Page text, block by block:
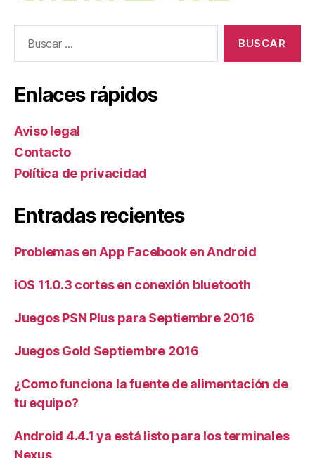
Enlaces rápidos
Aviso legal
Contacto
Política de privacidad
Entradas recientes
Problemas en App Facebook en Android
iOS 11.0.3 cortes en conexión bluetooth
Juegos PSN Plus para Septiembre 2016
Juegos Gold Septiembre 2016
¿Como funciona la fuente de alimentación de
tu equipo?
Android 4.4.1 ya está listo para los terminales
Nexus